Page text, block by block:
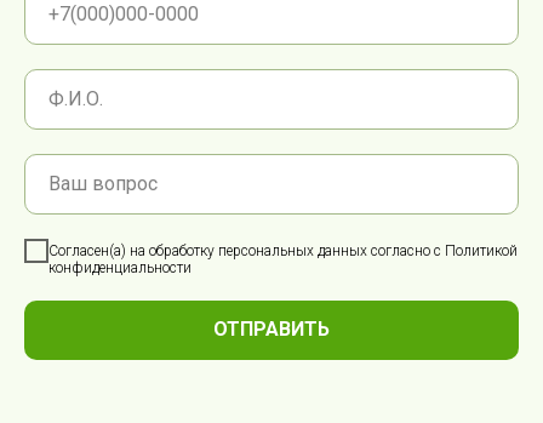
+7(000)000-0000
Ф.И.О.
Ваш вопрос
Согласен(а) на обработку персональных данных согласно с Политикой
конфиденциальности
ОТПРАВИТЬ